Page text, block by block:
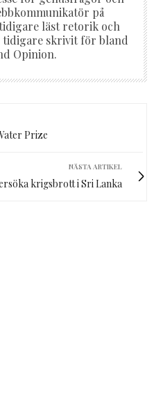
på
läst retorik och
tidigare skrivit för bland
Opinion.
Prize
NÄSTA ARTIKEL
krigsbrott i Sri Lanka